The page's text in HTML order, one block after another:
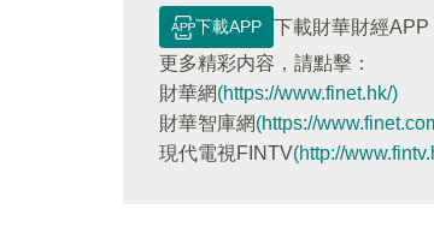
下載APP
下載財華財經
更多精彩内容，請點擊：
財華網(https://www.finet.hk/)
財華智庫網(https://
現代電視FINTV(http://